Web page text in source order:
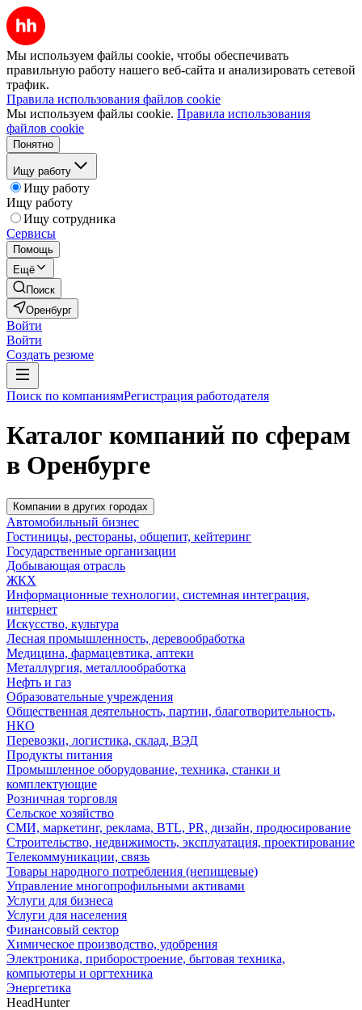
Мы используем файлы cookie, чтобы обеспечивать
правильную работу нашего веб-сайта и анализировать сетевой
трафик.
Правила использования файлов cookie
Мы используем файлы cookie. Правила использования
файлов cookie
Понятно
Ищу работу
Ищу работу
Ищу работу
Ищу сотрудника
Сервисы
Помощь
Ещё
Поиск
Оренбург
Войти
Войти
Создать резюме
Поиск по компаниямРегистрация работодателя
Каталог компаний по сферам
в Оренбурге
Компании в других городах
Автомобильный бизнес
Гостиницы, рестораны, общепит, кейтеринг
Государственные организации
Добывающая отрасль
ЖКХ
Информационные технологии, системная интеграция,
интернет
Искусство, культура
Лесная промышленность, деревообработка
Медицина, фармацевтика, аптеки
Металлургия, металлообработка
Нефть и газ
Образовательные учреждения
Общественная деятельность, партии, благотворительность,
НКО
Перевозки, логистика, склад, ВЭД
Продукты питания
Промышленное оборудование, техника, станки и
комплектующие
Розничная торговля
Сельское хозяйство
СМИ, маркетинг, реклама, BTL, PR, дизайн, продюсирование
Строительство, недвижимость, эксплуатация, проектирование
Телекоммуникации, связь
Товары народного потребления (непищевые)
Управление многопрофильными активами
Услуги для бизнеса
Услуги для населения
Финансовый сектор
Химическое производство, удобрения
Электроника, приборостроение, бытовая техника,
компьютеры и оргтехника
Энергетика
HeadHunter